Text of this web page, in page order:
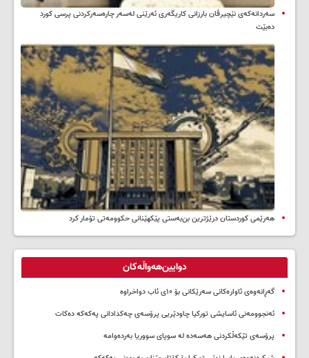
سه‌ردانه‌کەی نێچیرڤان بارزانی كاریگه‌ری ئه‌رێنی له‌سه‌ر چاره‌سه‌ركردنی پرسی كورد
ده‌بێت
هەرێمی کوردستان درێژترین بن‌بەستی پێکهێنانی حکوومەتی تۆمار کرد
دوایین‌هەواڵەکان
گەڕانەوەی ئاوارەکانی سەرێکانی بۆ ۱۰ی ئاب دواخراوە
ئەنجوومەنی ئاسایشی تورکیا چاودێریی پرۆسەی چەکدادانی پەکەکە دەکات
پرۆسەی تێکەڵکردنی هەسەدە لە سوپای سووریا بەردەوامە